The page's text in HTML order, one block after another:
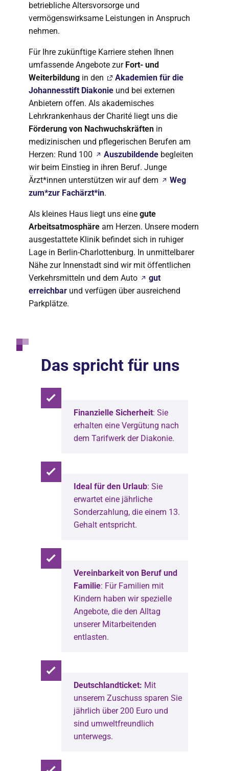
betriebliche Altersvorsorge und
vermögenswirksame Leistungen in Anspruch
nehmen.
Für Ihre zukünftige Karriere stehen Ihnen
umfassende Angebote zur Fort- und
Weiterbildung in den
Akademien für die
Johannesstift Diakonie und bei externen
Anbietern offen. Als akademisches
Lehrkrankenhaus der Charité liegt uns die
Förderung von Nachwuchskräften in
medizinischen und pflegerischen Berufen am
Herzen: Rund 100
Auszubildende begleiten
wir beim Einstieg in ihren Beruf. Junge
Ärzt*innen unterstützen wir auf dem
Weg
zum*zur Fachärzt*in.
Als kleines Haus liegt uns eine gute
Arbeitsatmosphäre am Herzen. Unsere modern
ausgestattete Klinik befindet sich in ruhiger
Lage in Berlin-Charlottenburg. In unmittelbarer
Nähe zur Innenstadt sind wir mit öffentlichen
Verkehrsmitteln und dem Auto
gut
erreichbar und verfügen über ausreichend
Parkplätze.
Das spricht für uns
Finanzielle Sicherheit: Sie
erhalten eine Vergütung nach
dem Tarifwerk der Diakonie.
Ideal für den Urlaub: Sie
erwartet eine jährliche
Sonderzahlung, die einem 13.
Gehalt entspricht.
Vereinbarkeit von Beruf und
Familie: Für Familien mit
Kindern haben wir spezielle
Angebote, die den Alltag
unserer Mitarbeitenden
entlasten.
Deutschlandticket: Mit
unserem Zuschuss sparen Sie
jährlich über 200 Euro und
sind umweltfreundlich
unterwegs.